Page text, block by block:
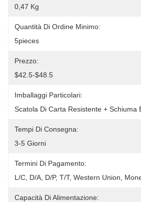
0,47 Kg
Quantità Di Ordine Minimo:
5pieces
Prezzo:
$42.5-$48.5
Imballaggi Particolari:
Scatola Di Carta Resistente + Schiuma
Tempi Di Consegna:
3-5 Giorni
Termini Di Pagamento:
L/C, D/A, D/P, T/T, Western Union,
Capacità Di Alimentazione: